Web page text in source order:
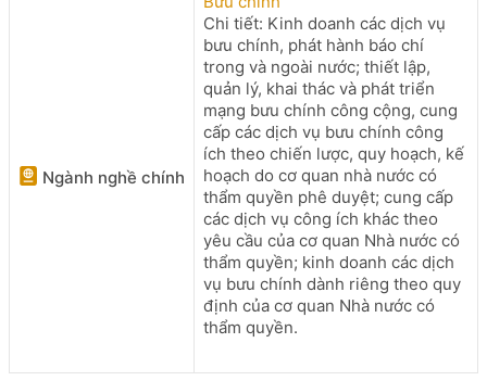
Ngành nghề chính
Chi tiết: Kinh doanh các dịch vụ
bưu chính, phát hành báo chí
trong và ngoài nước; thiết lập,
quản lý, khai thác và phát triển
mạng bưu chính công cộng, cung
cấp các dịch vụ bưu chính công
ích theo chiến lược, quy hoạch, kế
hoạch do cơ quan nhà nước có
thẩm quyền phê duyệt; cung cấp
các dịch vụ công ích khác theo
yêu cầu của cơ quan Nhà nước có
thẩm quyền; kinh doanh các dịch
vụ bưu chính dành riêng theo quy
định của cơ quan Nhà nước có
thẩm quyền.